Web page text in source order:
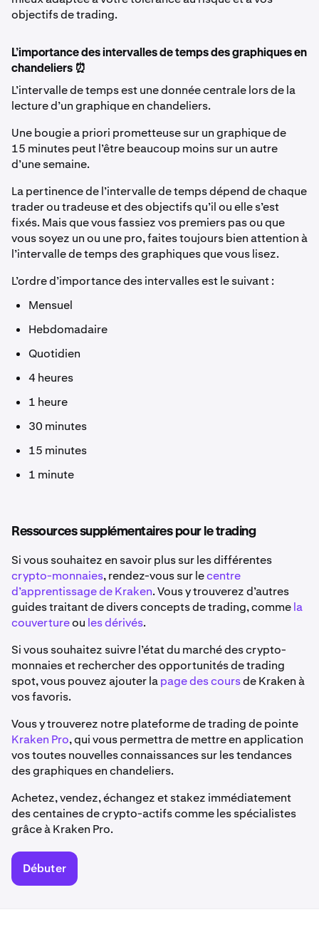
objectifs de trading.
L’importance des intervalles de temps des graphiques en
chandeliers ⏰
L’intervalle de temps est une donnée centrale lors de la
lecture d’un graphique en chandeliers.
Une bougie a priori prometteuse sur un graphique de
15 minutes peut l’être beaucoup moins sur un autre
d’une semaine.
La pertinence de l’intervalle de temps dépend de chaque
trader ou tradeuse et des objectifs qu’il ou elle s’est
fixés. Mais que vous fassiez vos premiers pas ou que
vous soyez un ou une pro, faites toujours bien attention à
l’intervalle de temps des graphiques que vous lisez.
L’ordre d’importance des intervalles est le suivant :
Mensuel
Hebdomadaire
Quotidien
4 heures
1 heure
30 minutes
15 minutes
1 minute
Ressources supplémentaires pour le trading
Si vous souhaitez en savoir plus sur les différentes
crypto-monnaies, rendez-vous sur lecentre
d’apprentissage de Kraken. Vous y trouverez d’autres
guides traitant de divers concepts de trading, commela
couvertureou les dérivés.
Si vous souhaitez suivre l’état du marché des crypto-
monnaies et rechercher des opportunités de trading
spot, vous pouvez ajouter lapage des coursde Kraken à
vos favoris.
Vous y trouverez notre plateforme de trading de pointe
Kraken Pro, qui vous permettra de mettre en application
vos toutes nouvelles connaissances sur les tendances
des graphiques en chandeliers.
Achetez, vendez, échangez et stakez immédiatement
des centaines de crypto-actifs comme les spécialistes
grâce à Kraken Pro.
Débuter